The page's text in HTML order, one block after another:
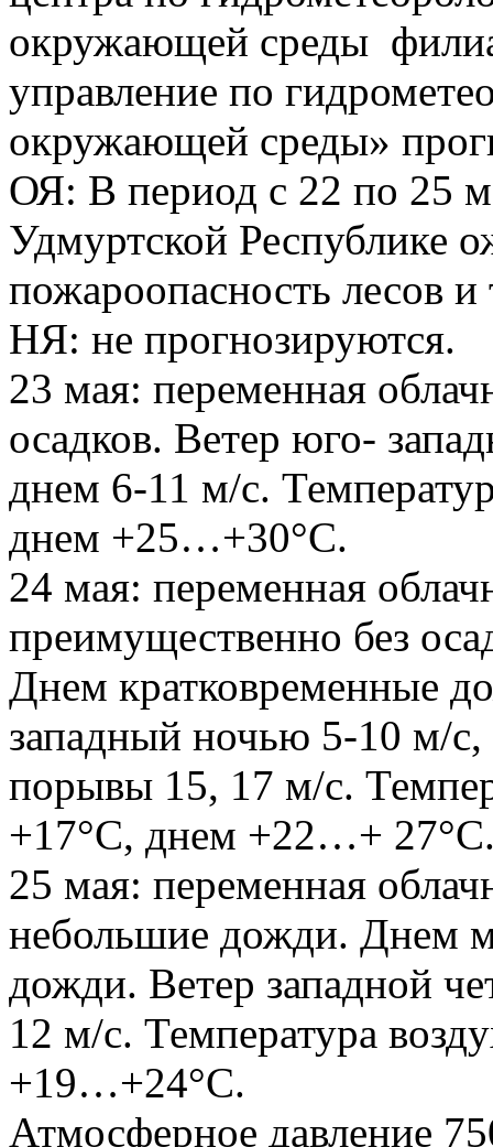
окружающей среды
управление по
окружающей среды»
ОЯ: В период с 22 по 25
Удмуртской Республике
пожароопасность лесов
НЯ: не прогнозируются.
23 мая: переменная
осадков. Ветер юго-
днем 6-11 м/с.
днем +25…+30°С.
24 мая: переменная
преимущественно без
Днем кратковременные
западный ночью 5-10 м/
порывы 15, 17 м/с.
+17°С, днем +22…+
25 мая: переменная
небольшие дожди. Днем
дожди. Ветер западной
12 м/с. Температура
+19…+24°С.
Атмосферное давление